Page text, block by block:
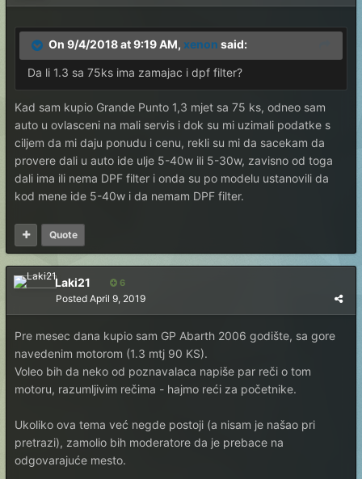
On 9/4/2018 at 9:19 AM, xenon said:
Da li 1.3 sa 75ks ima zamajac i dpf filter?
Kad sam kupio Grande Punto 1,3 mjet sa 75 ks, odneo sam
auto u ovlasceni na mali servis i dok su mi uzimali podatke s
ciljem da mi daju ponudu i cenu, rekli su mi da sacekam da
provere dali u auto ide ulje 5-40w ili 5-30w, zavisno od toga
dali ima ili nema DPF filter i onda su po modelu ustanovili da
kod mene ide 5-40w i da nemam DPF filter.
Quote
Laki21 6
Posted April 9, 2019
Pre mesec dana kupio sam GP Abarth 2006 godište, sa gore
navedenim motorom (1.3 mtj 90 KS).
Voleo bih da neko od poznavalaca napiše par reči o tom
motoru, razumljivim rečima - hajmo reći za početnike.
Ukoliko ova tema već negde postoji (a nisam je našao pri
pretrazi), zamolio bih moderatore da je prebace na
odgovarajuće mesto.